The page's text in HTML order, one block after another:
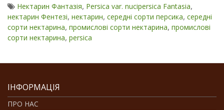
Нектарин Фантазія, Persica var. nucipersica Fantasia,
нектарин Фентезі, нектарин, середні сорти персика, середні
сорти нектарина, промислові сорти нектарина, промислові
сорти нектарина, persica
ІНФОРМАЦІЯ
ПРО НАС